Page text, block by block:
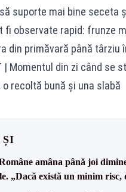
suporte mai bine seceta
fi observate rapid: frunze
din primăvară până târziu
| Momentul din zi când se
recoltă bună și una slabă
ȘI
amâna până joi
„Dacă există un minim risc,